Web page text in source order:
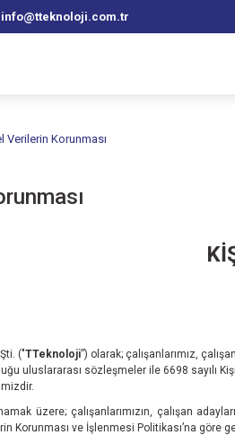
info@tteknoloji.com.tr
Verilerin Korunması
("TTeknoloji”) olarak; çalışanlarımız,
uluslararası sözleşmeler ile 6698 sayılı
üzere; çalışanlarımızın, çalışan
Korunması ve İşlenmesi Politikası’na göre